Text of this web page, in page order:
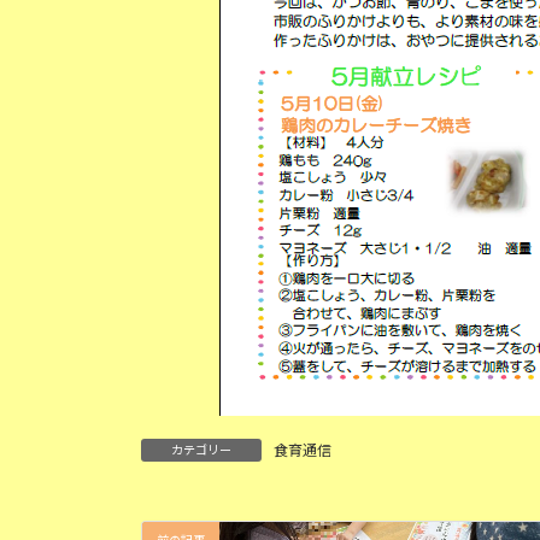
カテゴリー 食育通信